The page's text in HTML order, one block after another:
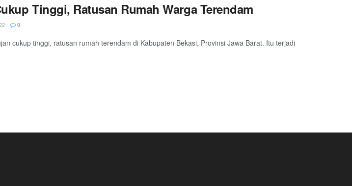
Tinggi, Ratusan Rumah Warga Terendam
0
cukup tinggi, ratusan rumah terendam di Kabupaten Bekasi, Provinsi Jawa Barat. Itu terjadi